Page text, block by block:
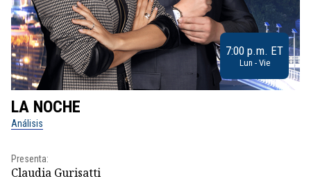
7:00 p.m. ET
Lun - Vie
LA NOCHE
Análisis
Presenta:
Claudia Gurisatti